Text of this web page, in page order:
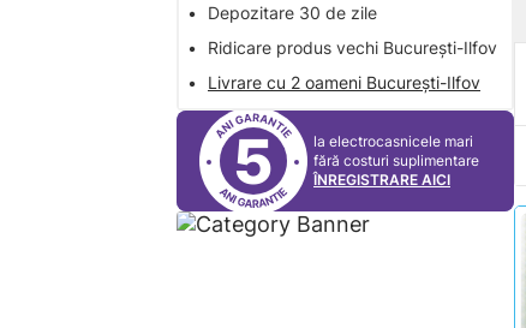
•
Depozitare 30 de zile
•
Ridicare produs vechi București-Ilfov
•
Livrare cu 2 oameni București-Ilfov
5
la electrocasnicele mari
fără costuri suplimentare
ÎNREGISTRARE AICI